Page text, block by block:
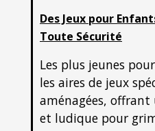
Des Jeux pour
Toute Sécurité
Les plus jeunes
les aires de jeux
aménagées, offrant
et ludique pour